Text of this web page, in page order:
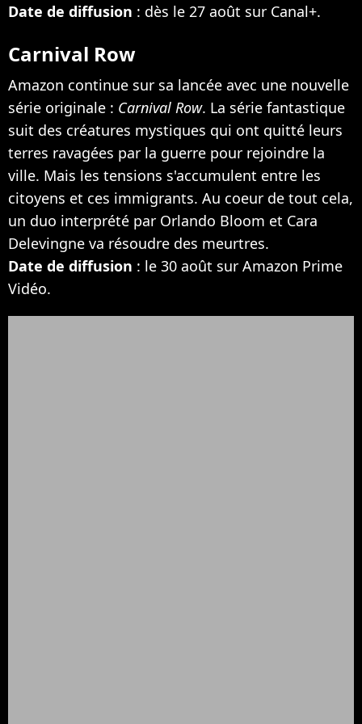
Date de diffusion : dès le 27 août sur Canal+.
Carnival Row
Amazon continue sur sa lancée avec une nouvelle
série originale : Carnival Row. La série fantastique
suit des créatures mystiques qui ont quitté leurs
terres ravagées par la guerre pour rejoindre la
ville. Mais les tensions s'accumulent entre les
citoyens et ces immigrants. Au coeur de tout cela,
un duo interprété par Orlando Bloom et Cara
Delevingne va résoudre des meurtres.
Date de diffusion : le 30 août sur Amazon Prime
Vidéo.